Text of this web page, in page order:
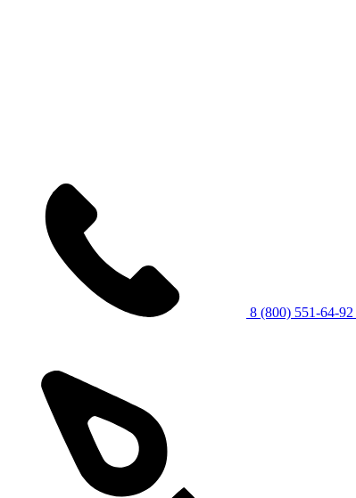
8 (800) 551-64-92